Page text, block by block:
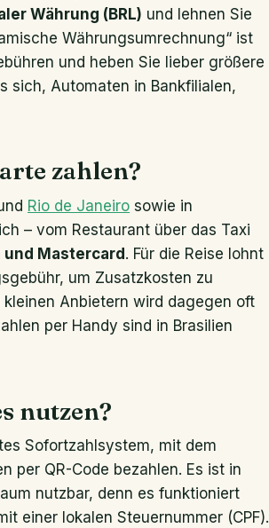
Währung (BRL) und lehnen Sie
Währungsumrechnung“ ist
und heben Sie lieber größere
sich, Automaten in Bankfilialen,
zahlen?
Rio de Janeiro sowie in
– vom Restaurant über das Taxi
und Mastercard. Für die Reise lohnt
um Zusatzkosten zu
Anbietern wird dagegen oft
per Handy sind in Brasilien
nutzen?
Sofortzahlsystem, mit dem
per QR-Code bezahlen. Es ist in
nutzbar, denn es funktioniert
einer lokalen Steuernummer (CPF).